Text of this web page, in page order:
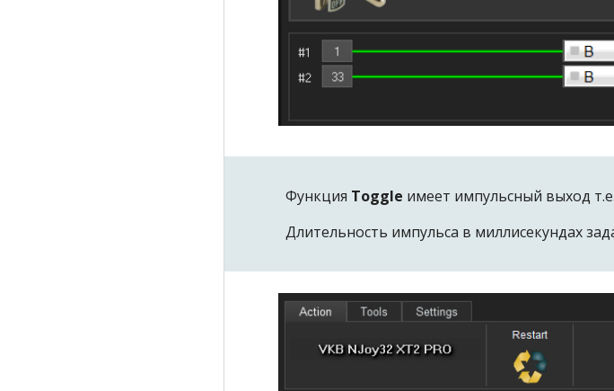
Функция Toggle имеет импульсный выход
Длительность импульса в миллисекундах